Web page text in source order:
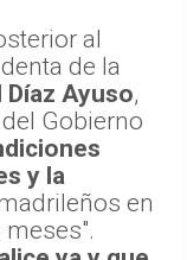
al
de la
Díaz Ayuso,
Gobierno
y la
en